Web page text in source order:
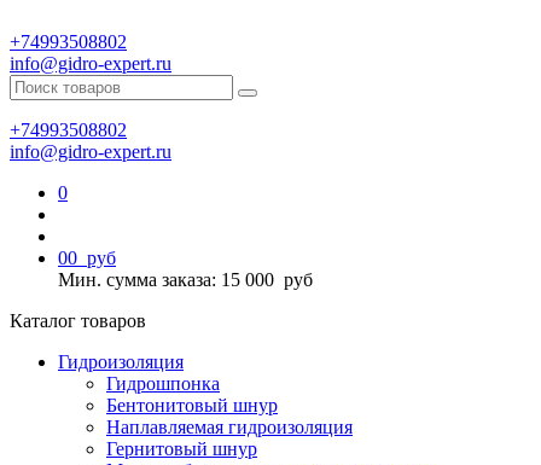
+74993508802
info@gidro-expert.ru
+74993508802
info@gidro-expert.ru
0
00 руб
Мин. сумма заказа: 15 000 руб
Каталог товаров
Гидроизоляция
Гидрошпонка
Бентонитовый шнур
Наплавляемая гидроизоляция
Гернитовый шнур